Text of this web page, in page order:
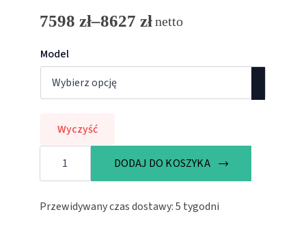
7598 zł–8627 zł
Zakres
cen:
od
7598 zł
8627 zł
netto
Model
Wyczyść
ilość
Sonda
AC/DC
CT6873
(200A/10MHz)
DODAJ DO KOSZYKA
Przewidywany czas dostawy: 5 tygodni